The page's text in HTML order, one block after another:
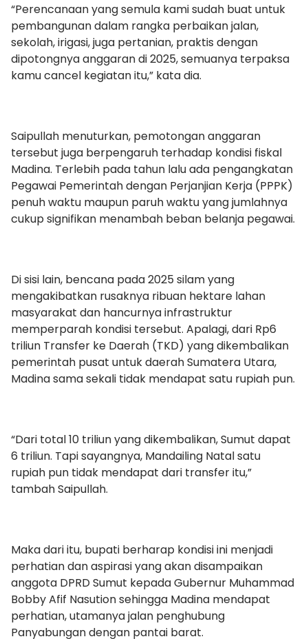
“Perencanaan yang semula kami sudah buat untuk
pembangunan dalam rangka perbaikan jalan,
sekolah, irigasi, juga pertanian, praktis dengan
dipotongnya anggaran di 2025, semuanya terpaksa
kamu cancel kegiatan itu,” kata dia.
Saipullah menuturkan, pemotongan anggaran
tersebut juga berpengaruh terhadap kondisi fiskal
Madina. Terlebih pada tahun lalu ada pengangkatan
Pegawai Pemerintah dengan Perjanjian Kerja (PPPK)
penuh waktu maupun paruh waktu yang jumlahnya
cukup signifikan menambah beban belanja pegawai.
Di sisi lain, bencana pada 2025 silam yang
mengakibatkan rusaknya ribuan hektare lahan
masyarakat dan hancurnya infrastruktur
memperparah kondisi tersebut. Apalagi, dari Rp6
triliun Transfer ke Daerah (TKD) yang dikembalikan
pemerintah pusat untuk daerah Sumatera Utara,
Madina sama sekali tidak mendapat satu rupiah pun.
“Dari total 10 triliun yang dikembalikan, Sumut dapat
6 triliun. Tapi sayangnya, Mandailing Natal satu
rupiah pun tidak mendapat dari transfer itu,”
tambah Saipullah.
Maka dari itu, bupati berharap kondisi ini menjadi
perhatian dan aspirasi yang akan disampaikan
anggota DPRD Sumut kepada Gubernur Muhammad
Bobby Afif Nasution sehingga Madina mendapat
perhatian, utamanya jalan penghubung
Panyabungan dengan pantai barat.